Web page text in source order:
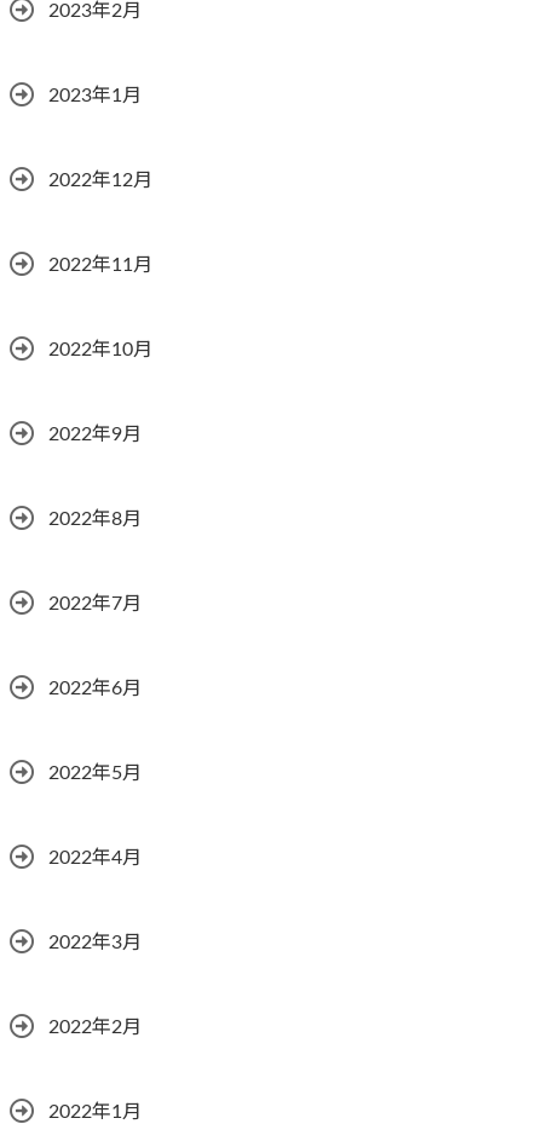
2023年2月
2023年1月
2022年12月
2022年11月
2022年10月
2022年9月
2022年8月
2022年7月
2022年6月
2022年5月
2022年4月
2022年3月
2022年2月
2022年1月